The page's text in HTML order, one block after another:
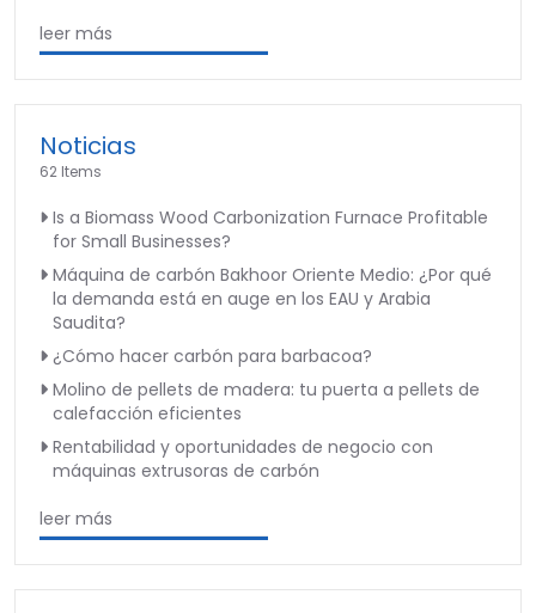
leer más
Noticias
62 Items
Is a Biomass Wood Carbonization Furnace Profitable
for Small Businesses?
Máquina de carbón Bakhoor Oriente Medio: ¿Por qué
la demanda está en auge en los EAU y Arabia
Saudita?
¿Cómo hacer carbón para barbacoa?
Molino de pellets de madera: tu puerta a pellets de
calefacción eficientes
Rentabilidad y oportunidades de negocio con
máquinas extrusoras de carbón
leer más